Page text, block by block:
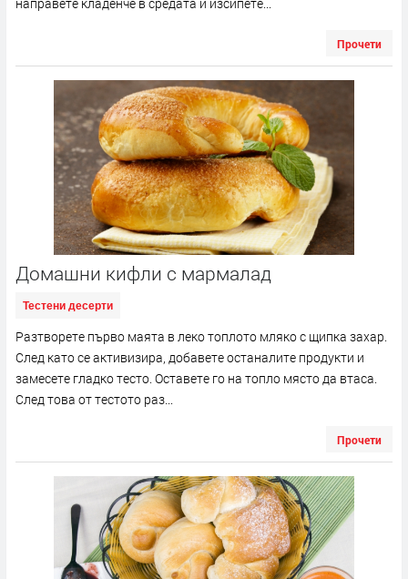
Прочети
Домашни кифли с мармалад
Тестени десерти
Разтворете първо маята в леко топлото мляко с щипка захар.
След като се активизира, добавете останалите продукти и
замесете гладко тесто. Оставете го на топло място да втаса.
След това от тестото раз...
Прочети